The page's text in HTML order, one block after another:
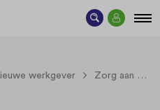
werkgever Zorg aan Zet